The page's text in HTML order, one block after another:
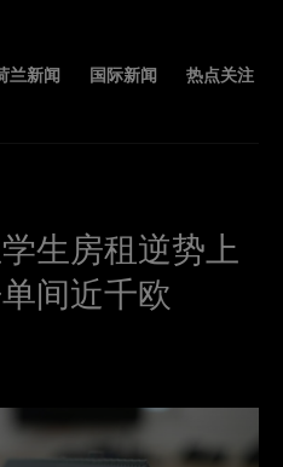
兰新闻 国际新闻 热点关注
生房租逆势上
间近千欧